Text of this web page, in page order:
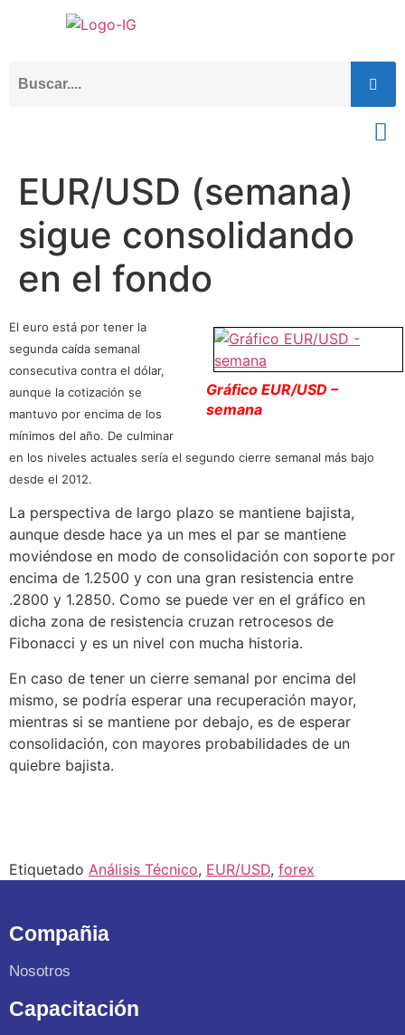
EUR/USD (semana)
sigue consolidando
en el fondo
Gráfico EUR/USD –
semana
El euro está por tener la
segunda caída semanal
consecutiva contra el dólar,
aunque la cotización se
mantuvo por encima de los
mínimos del año. De culminar
en los niveles actuales sería el segundo cierre semanal más bajo
desde el 2012.
La perspectiva de largo plazo se mantiene bajista,
aunque desde hace ya un mes el par se mantiene
moviéndose en modo de consolidación con soporte por
encima de 1.2500 y con una gran resistencia entre
.2800 y 1.2850. Como se puede ver en el gráfico en
dicha zona de resistencia cruzan retrocesos de
Fibonacci y es un nivel con mucha historia.
En caso de tener un cierre semanal por encima del
mismo, se podría esperar una recuperación mayor,
mientras si se mantiene por debajo, es de esperar
consolidación, con mayores probabilidades de un
quiebre bajista.
Etiquetado Análisis Técnico, EUR/USD, forex
Compañia
Nosotros
Capacitación